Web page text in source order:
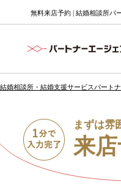
無料来店予約 | 結婚相談所パ
結婚相談所・結婚支援サービスパート
まずは雰
来